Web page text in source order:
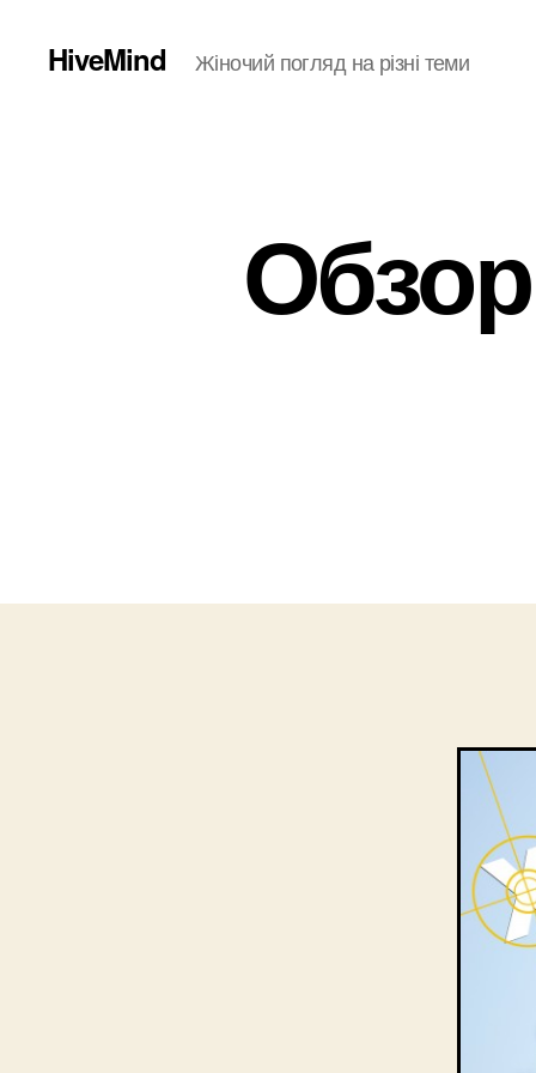
HiveMind Жіночий погляд на різні теми